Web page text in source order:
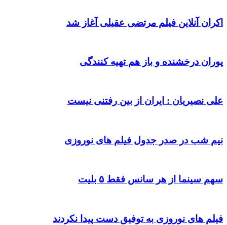
اکران آنلاین فیلم مرتضی عقیلی آغاز شد
پوران درخشنده و باز هم تهیه کنندگی
علی نصیریان : ایران از بین رفتنی نیست
نیم شب در صدر جدول فیلم های نوروزی
سهم سینما از هر سانس فقط ۵ بلیت
فیلم های نوروزی به توفیق دست پیدا نکردند